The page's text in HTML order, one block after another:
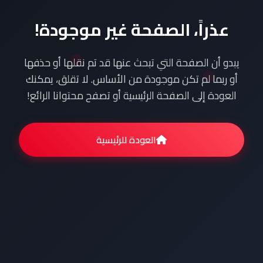
عذراً، الصفحة غير موجودة!
يبدو أن الصفحة التي تبحث عنها قد تم نقلها أو حذفها
أو ربما لم تكن موجودة من الأساس. لا تقلق، يمكنك
العودة إلى الصفحة الرئيسية أو تصفح محتوانا الرائع!
العودة للرئيسية